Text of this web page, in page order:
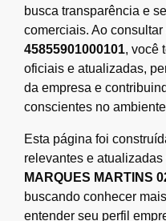
busca transparência e
comerciais. Ao
45855901000101, você
oficiais e atualizadas,
da empresa e
conscientes no
Esta página foi
relevantes e
MARQUES MARTINS
buscando conhecer
entender seu perfil